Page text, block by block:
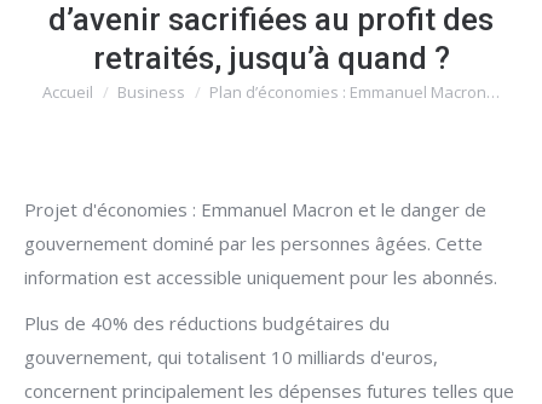
d’avenir sacrifiées au profit des
retraités, jusqu’à quand ?
Vous êtes ici :
Accueil Business Plan d’économies : Emmanuel Macron…
Projet d'économies : Emmanuel Macron et le danger de
gouvernement dominé par les personnes âgées. Cette
information est accessible uniquement pour les abonnés.
Plus de 40% des réductions budgétaires du
gouvernement, qui totalisent 10 milliards d'euros,
concernent principalement les dépenses futures telles que